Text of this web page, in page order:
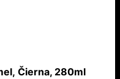
Čierna, 280ml